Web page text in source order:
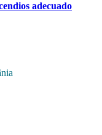
adecuado